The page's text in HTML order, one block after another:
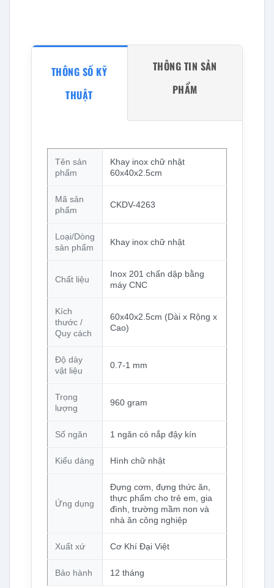
THÔNG SỐ KỸ
THUẬT
THÔNG TIN SẢN
PHẨM
Tên sản
phẩm
Khay inox chữ nhật
60x40x2.5cm
Mã sản
phẩm
CKDV-4263
Loại/Dòng
sản phẩm
Khay inox chữ nhật
Chất liệu
Inox 201 chấn dập bằng
máy CNC
Kích
thước /
Quy cách
60x40x2.5cm (Dài x Rộng x
Cao)
Độ dày
vật liệu
0.7-1 mm
Trọng
lượng
960 gram
Số ngăn 1 ngăn có nắp đậy kín
Kiểu dáng Hình chữ nhật
Ứng dụng
Đựng cơm, đựng thức ăn,
thực phẩm cho trẻ em, gia
đình, trường mầm non và
nhà ăn công nghiệp
Xuất xứ Cơ Khí Đại Việt
Bảo hành 12 tháng